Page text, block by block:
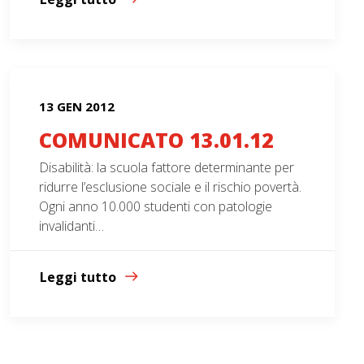
13 GEN 2012
COMUNICATO 13.01.12
Disabilità: la scuola fattore determinante per
ridurre l’esclusione sociale e il rischio povertà.
Ogni anno 10.000 studenti con patologie
invalidanti…
Leggi tutto